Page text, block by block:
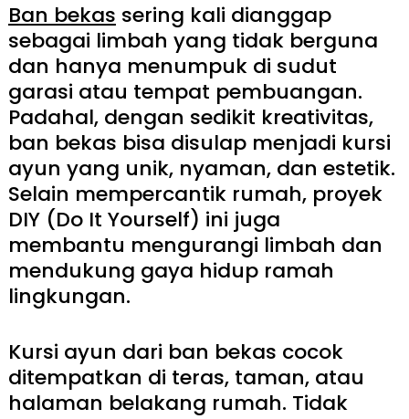
Ban bekas sering kali dianggap
sebagai limbah yang tidak berguna
dan hanya menumpuk di sudut
garasi atau tempat pembuangan.
Padahal, dengan sedikit kreativitas,
ban bekas bisa disulap menjadi kursi
ayun yang unik, nyaman, dan estetik.
Selain mempercantik rumah, proyek
DIY (Do It Yourself) ini juga
membantu mengurangi limbah dan
mendukung gaya hidup ramah
lingkungan.
Kursi ayun dari ban bekas cocok
ditempatkan di teras, taman, atau
halaman belakang rumah. Tidak